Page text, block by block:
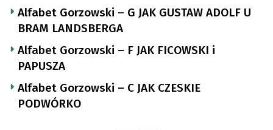
Alfabet Gorzowski – G JAK GUSTAW ADOLF U
BRAM LANDSBERGA
Alfabet Gorzowski – F JAK FICOWSKI i
PAPUSZA
Alfabet Gorzowski – C JAK CZESKIE
PODWÓRKO